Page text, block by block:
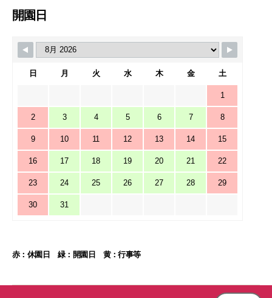
開園日
日 月 火 水 木 金 土
1
2 3 4 5 6 7 8
9 10 11 12 13 14 15
16 17 18 19 20 21 22
23 24 25 26 27 28 29
30 31
赤：休園日 緑：開園日 黄：行事等